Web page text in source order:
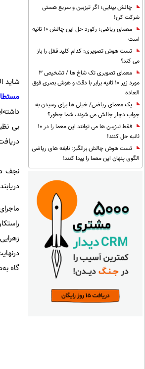
چالش بینایی؛ اگر تیزبین و سریع هستی
شرکت کن!
معمای ریاضی؛ رکورد حل این چالش 10 ثانیه
است
تست هوش تصویری: کدام کلید قفل را باز
می کند؟
معمای تصویری تک شاخ ها / تشخیص 3
مورد زیر 10 ثانیه برابر با دقت و هوش بصری فوق
العاده
یک معمای ریاضی/ خیلی ها برای رسیدن به
جواب دچار چالش می شوند، شما چطور؟
فقط تیزبین ها می توانند این معما را در 10
ثانیه حل کنند!
تست هوش چالش برانگیز: نابغه های ریاضی
الگوی پنهان این معما را پیدا کنند!
شاید
نجف
گاه